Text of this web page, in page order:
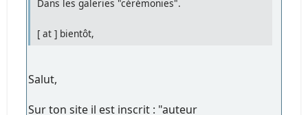
Dans les galeries "cérémonies".
[ at ] bientôt,
Salut,
Sur ton site il est inscrit : "auteur